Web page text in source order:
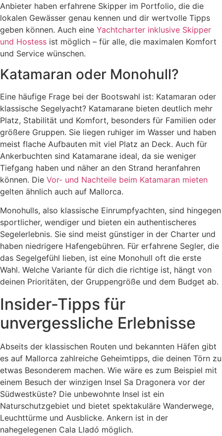
Anbieter haben erfahrene Skipper im Portfolio, die die
lokalen Gewässer genau kennen und dir wertvolle Tipps
geben können. Auch eine Yachtcharter inklusive Skipper
und Hostess ist möglich – für alle, die maximalen Komfort
und Service wünschen.
Katamaran oder Monohull?
Eine häufige Frage bei der Bootswahl ist: Katamaran oder
klassische Segelyacht? Katamarane bieten deutlich mehr
Platz, Stabilität und Komfort, besonders für Familien oder
größere Gruppen. Sie liegen ruhiger im Wasser und haben
meist flache Aufbauten mit viel Platz an Deck. Auch für
Ankerbuchten sind Katamarane ideal, da sie weniger
Tiefgang haben und näher an den Strand heranfahren
können. Die Vor- und Nachteile beim Katamaran mieten
gelten ähnlich auch auf Mallorca.
Monohulls, also klassische Einrumpfyachten, sind hingegen
sportlicher, wendiger und bieten ein authentischeres
Segelerlebnis. Sie sind meist günstiger in der Charter und
haben niedrigere Hafengebühren. Für erfahrene Segler, die
das Segelgefühl lieben, ist eine Monohull oft die erste
Wahl. Welche Variante für dich die richtige ist, hängt von
deinen Prioritäten, der Gruppengröße und dem Budget ab.
Insider-Tipps für
unvergessliche Erlebnisse
Abseits der klassischen Routen und bekannten Häfen gibt
es auf Mallorca zahlreiche Geheimtipps, die deinen Törn zu
etwas Besonderem machen. Wie wäre es zum Beispiel mit
einem Besuch der winzigen Insel Sa Dragonera vor der
Südwestküste? Die unbewohnte Insel ist ein
Naturschutzgebiet und bietet spektakuläre Wanderwege,
Leuchttürme und Ausblicke. Ankern ist in der
nahegelegenen Cala Lladó möglich.